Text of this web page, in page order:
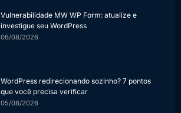
Vulnerabilidade MW WP Form: atualize e
investigue seu WordPress
06/08/2026
WordPress redirecionando sozinho? 7 pontos
que você precisa verificar
05/08/2026